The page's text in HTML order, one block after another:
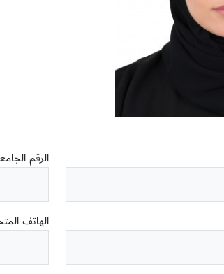
الرقم
الهاتف